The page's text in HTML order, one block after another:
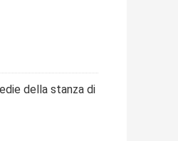
della stanza di